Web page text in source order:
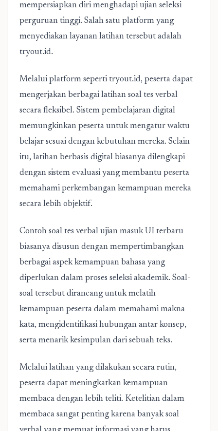
mempersiapkan diri menghadapi ujian seleksi
perguruan tinggi. Salah satu platform yang
menyediakan layanan latihan tersebut adalah
tryout.id.
Melalui platform seperti tryout.id, peserta dapat
mengerjakan berbagai latihan soal tes verbal
secara fleksibel. Sistem pembelajaran digital
memungkinkan peserta untuk mengatur waktu
belajar sesuai dengan kebutuhan mereka. Selain
itu, latihan berbasis digital biasanya dilengkapi
dengan sistem evaluasi yang membantu peserta
memahami perkembangan kemampuan mereka
secara lebih objektif.
Contoh soal tes verbal ujian masuk UI terbaru
biasanya disusun dengan mempertimbangkan
berbagai aspek kemampuan bahasa yang
diperlukan dalam proses seleksi akademik. Soal-
soal tersebut dirancang untuk melatih
kemampuan peserta dalam memahami makna
kata, mengidentifikasi hubungan antar konsep,
serta menarik kesimpulan dari sebuah teks.
Melalui latihan yang dilakukan secara rutin,
peserta dapat meningkatkan kemampuan
membaca dengan lebih teliti. Ketelitian dalam
membaca sangat penting karena banyak soal